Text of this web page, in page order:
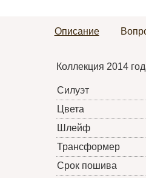
Описание
Коллекция 2014
Силуэт
Цвета
Шлейф
Трансформер
Срок пошива